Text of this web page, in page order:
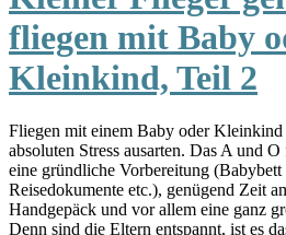
fliegen mit Baby
Kleinkind, Teil 2
Fliegen mit einem Baby oder
absoluten Stress ausarten. Das A und
eine gründliche Vorbereitung (Babybett
Reisedokumente etc.), genügend Zeit
Handgepäck und vor allem eine ganz
Denn sind die Eltern entspannt, ist es